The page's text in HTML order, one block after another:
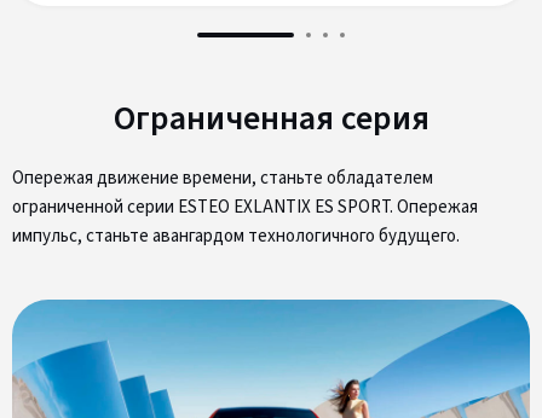
Ограниченная серия
Опережая движение времени, станьте обладателем
ограниченной серии ESTEO EXLANTIX ES SPORT. Опережая
импульс, станьте авангардом технологичного будущего.